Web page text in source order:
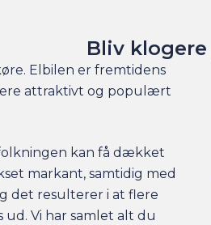
Bliv
Elbilen er fremtidens
attraktivt og populært
kan få dækket
markant, samtidig med
det resulterer i at flere
Vi har samlet alt du